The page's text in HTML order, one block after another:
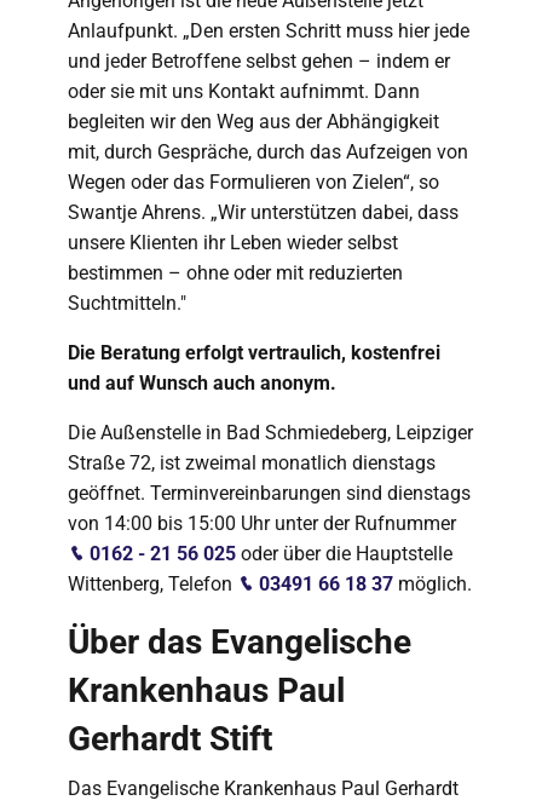
Anlaufpunkt. „Den ersten Schritt muss hier jede
und jeder Betroffene selbst gehen – indem er
oder sie mit uns Kontakt aufnimmt. Dann
begleiten wir den Weg aus der Abhängigkeit
mit, durch Gespräche, durch das Aufzeigen von
Wegen oder das Formulieren von Zielen“, so
Swantje Ahrens. „Wir unterstützen dabei, dass
unsere Klienten ihr Leben wieder selbst
bestimmen – ohne oder mit reduzierten
Suchtmitteln."
Die Beratung erfolgt vertraulich, kostenfrei
und auf Wunsch auch anonym.
Die Außenstelle in Bad Schmiedeberg, Leipziger
Straße 72, ist zweimal monatlich dienstags
geöffnet. Terminvereinbarungen sind dienstags
von 14:00 bis 15:00 Uhr unter der Rufnummer
0162 - 21 56 025 oder über die Hauptstelle
Wittenberg, Telefon
03491 66 18 37 möglich.
Über das Evangelische
Krankenhaus Paul
Gerhardt Stift
Das Evangelische Krankenhaus Paul Gerhardt